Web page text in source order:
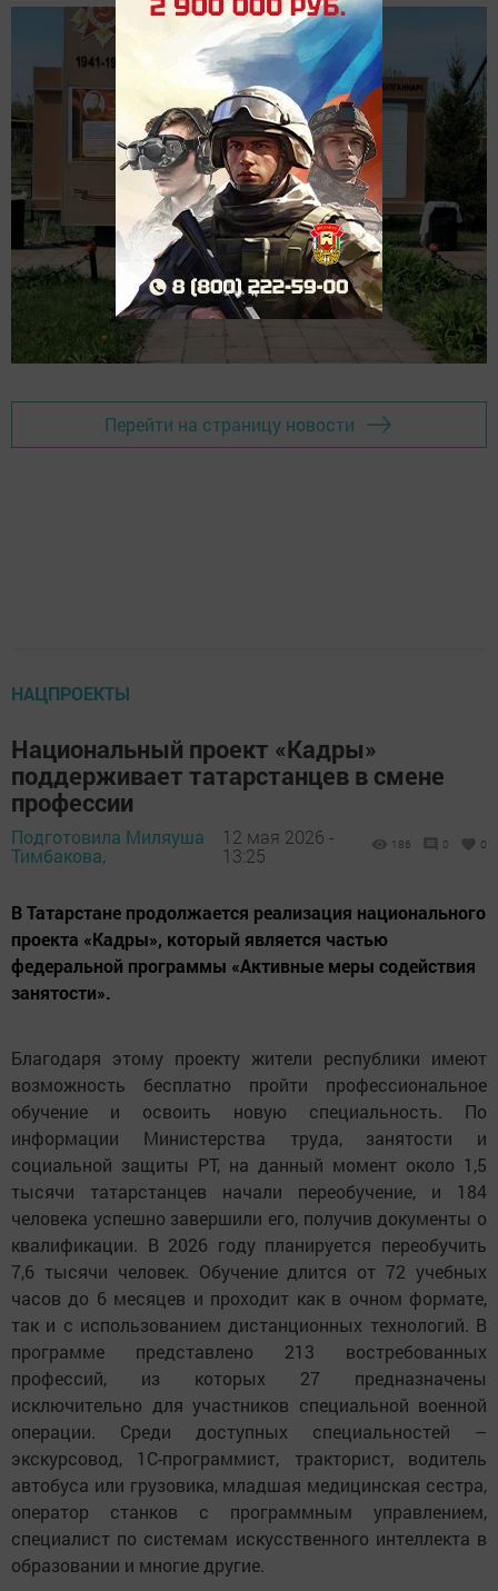
Перейти на страницу новости
НАЦПРОЕКТЫ
Национальный проект «Кадры»
поддерживает татарстанцев в смене
профессии
Подготовила Миляуша
Тимбакова,
12 мая 2026 -
13:25
186 0 0
В Татарстане продолжается реализация национального
проекта «Кадры», который является частью
федеральной программы «Активные меры содействия
занятости».
Благодаря этому проекту жители республики имеют
возможность бесплатно пройти профессиональное
обучение и освоить новую специальность. По
информации Министерства труда, занятости и
социальной защиты РТ, на данный момент около 1,5
тысячи татарстанцев начали переобучение, и 184
человека успешно завершили его, получив документы о
квалификации. В 2026 году планируется переобучить
7,6 тысячи человек. Обучение длится от 72 учебных
часов до 6 месяцев и проходит как в очном формате,
так и с использованием дистанционных технологий. В
программе представлено 213 востребованных
профессий, из которых 27 предназначены
исключительно для участников специальной военной
операции. Среди доступных специальностей –
экскурсовод, 1С-программист, тракторист, водитель
автобуса или грузовика, младшая медицинская сестра,
оператор станков с программным управлением,
специалист по системам искусственного интеллекта в
образовании и многие другие.